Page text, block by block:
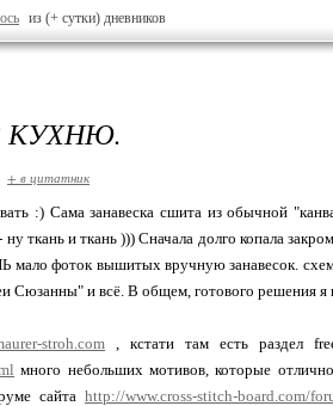
из (+ сутки) дневников
КУХНЮ.
+ в цитатник
:) Сама занавеска сшита из обычной
ткань и ткань ))) Сначала долго копала
мало фоток вышитых вручную занавесок.
Сюзанны" и всё. В общем, готового решения
stroh.com , кстати там есть раздел
много небольших мотивов, которые
сайта http://www.cross-stitch-board.com/